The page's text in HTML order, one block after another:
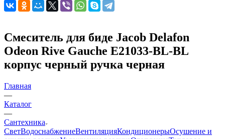
Смеситель для биде Jacob Delafon
Odeon Rive Gauche E21033-BL-BL
корпус черный ручка черная
Главная
—
Каталог
—
Сантехника
СветВодоснабжениеВентиляцияКондиционерыОсушение и